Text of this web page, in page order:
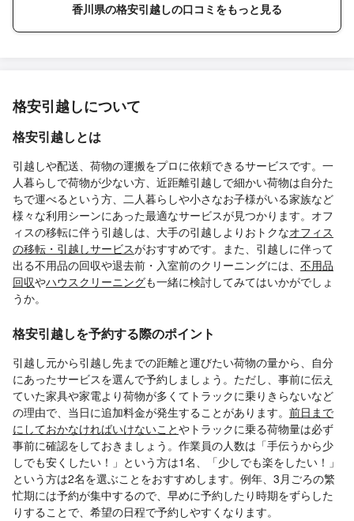
香川県の格安引越しの口コミをもっと見る
格安引越しについて
格安引越しとは
引越しや配送、荷物の運搬をプロに依頼できるサービスです。一
人暮らしで荷物が少ない方、近距離引越しで細かい荷物は自分た
ちで運べるという方、二人暮らしや小さなお子様がいる家族など
様々な利用シーンにあった最適なサービスが見つかります。オフ
ィスの移転に伴う引越しは、大手の引越しよりおトクなオフィス
の移転・引越しサービスがおすすめです。また、引越しに伴って
出る不用品の回収や退去前・入室前のクリーニングには、 不用品
回収やハウスクリーニングも一緒に検討してみてはいかがでしょ
うか。
格安引越しを予約する際のポイント
引越し元から引越し先までの距離と運びたい荷物の量から、自分
にあったサービスを選んで予約しましょう。ただし、事前に伝え
ていた家具や家電より荷物が多くてトラックに乗りきらないなど
の理由で、当日に追加料金が発生することがあります。 前日まで
にしておかなければいけないことやトラックに乗る荷物量は必ず
事前に確認をしておきましょう。作業員の人数は「手伝うから少
しでも安くしたい！」という方は1名、「少しでも楽をしたい！」
という方は2名を選ぶことをおすすめします。例年、3月ごろの繁
忙期には予約が集中するので、早めに予約したり時期をずらした
りすることで、希望の日程で予約しやすくなります。